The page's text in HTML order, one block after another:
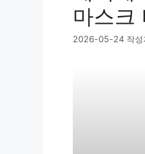
마스크
2026-05-24 작성